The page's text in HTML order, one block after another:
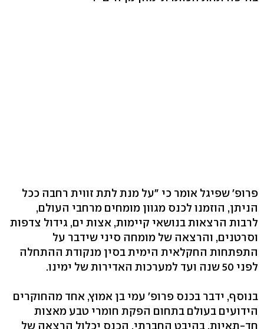
פרופ' שפיגל אומר כי "על מנת לתת זווית רחבה ככל
הניתן, הוזמנו לכנס מגוון מומחים מרחבי העולם,
לרבות הרצאות בנושאי קיימות, אצות ים, גידול צדפות
וסרטנים, והרצאה של מומחה סיני שידבר על
התפתחות החקלאית הימית בסין מנקודת ההתחלה
לפני 50 שנה ועד למערכות האדירות של ימינו.
בנוסף, ידבר בכנס פרופ' עמי בן אמוץ, אחד מהחוקרים
הידועים בעולם בתחום הפקת חומרי טבע מאצות
חד-תאיות. בהיבט החברתי, הכנס יכלול הרצאה של